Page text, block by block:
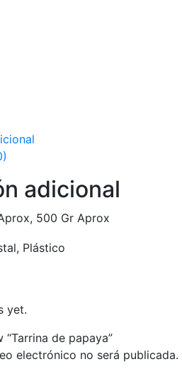
adicional
500 Gr Aprox
Plástico
yet.
de papaya”
electrónico no será publicada.